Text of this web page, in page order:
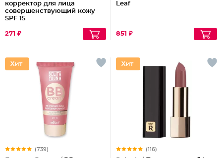
корректор для лица
совершенствующий кожу
SPF 15
271 ₽
Leaf
851 ₽
(739) (116)